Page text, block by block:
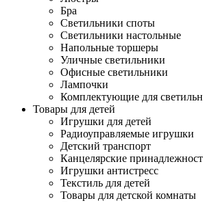
Бра
Светильники споты
Светильники настольные
Напольные торшеры
Уличные светильники
Офисные светильники
Лампочки
Комплектующие для
Товары для детей
Игрушки для детей
Радиоуправляемые игрушки
Детский транспорт
Канцелярские
Игрушки антистресс
Текстиль для детей
Товары для детской комнаты